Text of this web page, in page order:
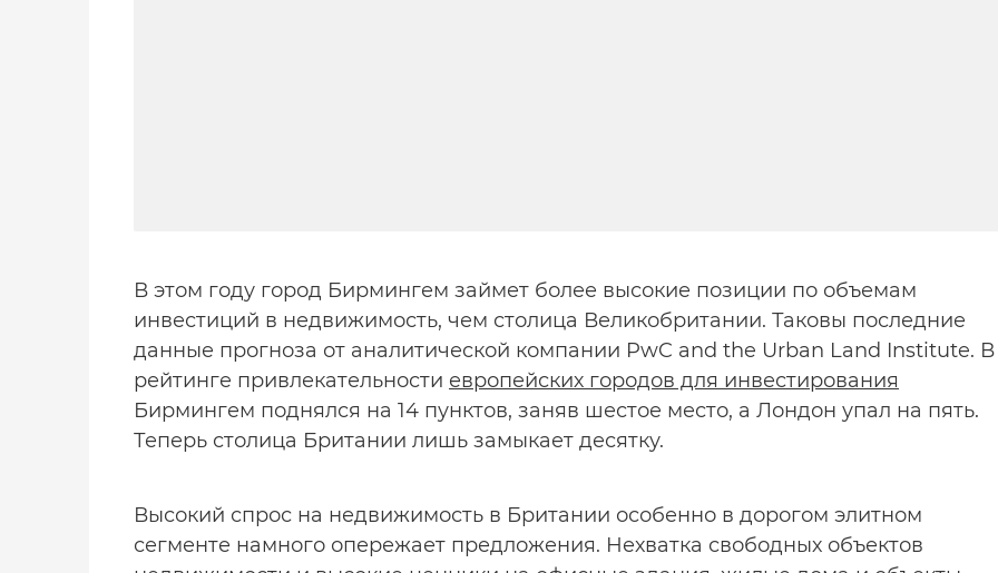
В этом году город Бирмингем займет более высокие позиции по объемам
инвестиций в недвижимость, чем столица Великобритании. Таковы последние
данные прогноза от аналитической компании PwC and the Urban Land Institute. В
рейтинге привлекательности европейских городов для инвестирования
Бирмингем поднялся на 14 пунктов, заняв шестое место, а Лондон упал на пять.
Теперь столица Британии лишь замыкает десятку.
Высокий спрос на недвижимость в Британии особенно в дорогом элитном
сегменте намного опережает предложения. Нехватка свободных объектов